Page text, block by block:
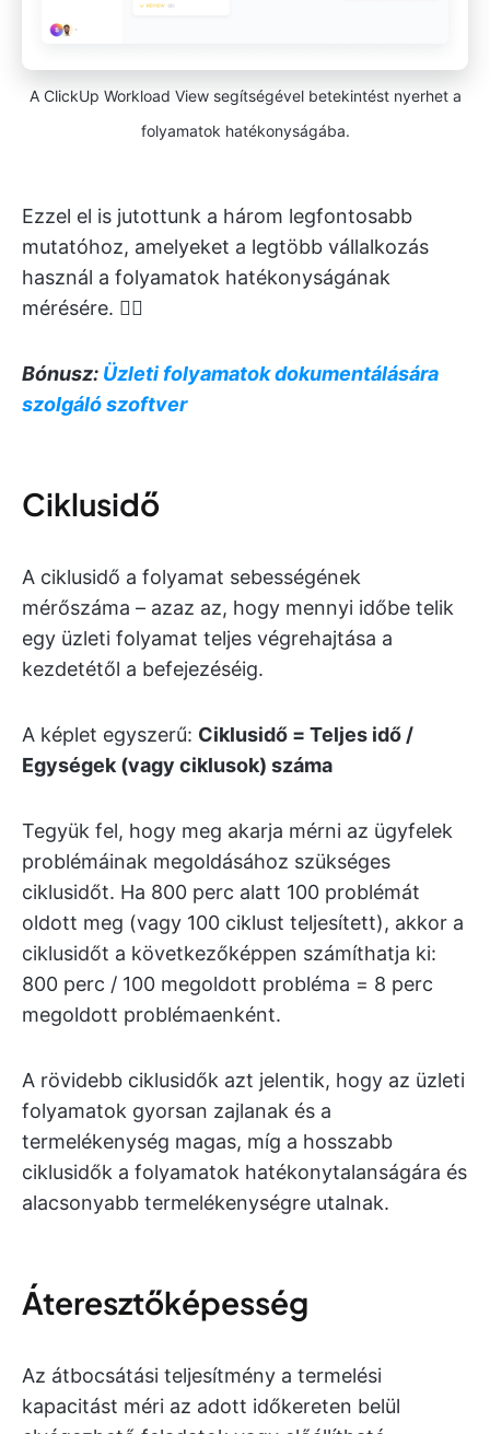
A ClickUp Workload View segítségével betekintést nyerhet a
folyamatok hatékonyságába.
Ezzel el is jutottunk a három legfontosabb
mutatóhoz, amelyeket a legtöbb vállalkozás
használ a folyamatok hatékonyságának
mérésére. 🏊‍♂️
Bónusz: Üzleti folyamatok dokumentálására
szolgáló szoftver
Ciklusidő
A ciklusidő a folyamat sebességének
mérőszáma – azaz az, hogy mennyi időbe telik
egy üzleti folyamat teljes végrehajtása a
kezdetétől a befejezéséig.
A képlet egyszerű: Ciklusidő = Teljes idő /
Egységek (vagy ciklusok) száma
Tegyük fel, hogy meg akarja mérni az ügyfelek
problémáinak megoldásához szükséges
ciklusidőt. Ha 800 perc alatt 100 problémát
oldott meg (vagy 100 ciklust teljesített), akkor a
ciklusidőt a következőképpen számíthatja ki:
800 perc / 100 megoldott probléma = 8 perc
megoldott problémaenként.
A rövidebb ciklusidők azt jelentik, hogy az üzleti
folyamatok gyorsan zajlanak és a
termelékenység magas, míg a hosszabb
ciklusidők a folyamatok hatékonytalanságára és
alacsonyabb termelékenységre utalnak.
Áteresztőképesség
Az átbocsátási teljesítmény a termelési
kapacitást méri az adott időkereten belül